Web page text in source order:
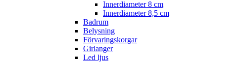
Innerdiameter 8 cm
Innerdiameter 8,5 cm
Badrum
Belysning
Förvaringskorgar
Girlanger
Led ljus